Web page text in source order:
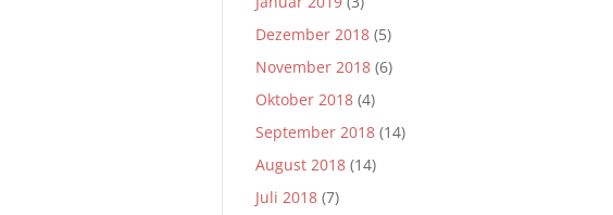
Dezember 2018 (5)
November 2018 (6)
Oktober 2018 (4)
September 2018 (14)
August 2018 (14)
Juli 2018 (7)